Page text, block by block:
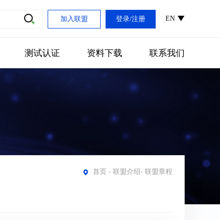
EN
登录/注册
加入联盟
测试认证 资料下载 联系我们
首页 - 联盟介绍- 联盟章程